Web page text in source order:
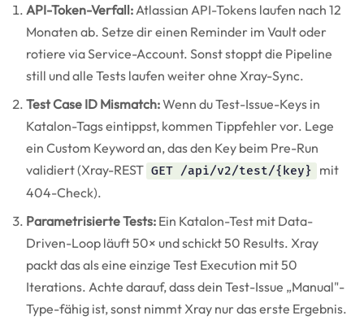
API-Token-Verfall: Atlassian API-Tokens laufen nach 12
Monaten ab. Setze dir einen Reminder im Vault oder
rotiere via Service-Account. Sonst stoppt die Pipeline
still und alle Tests laufen weiter ohne Xray-Sync.
Test Case ID Mismatch:Wenn du Test-Issue-Keys in
Katalon-Tags eintippst, kommen Tippfehler vor. Lege
ein Custom Keyword an, das den Key beim Pre-Run
validiert (Xray-REST GET /api/v2/test/{key}
mit
404-Check).
Parametrisierte Tests: Ein Katalon-Test mit Data-
Driven-Loop läuft 50× und schickt 50 Results. Xray
packt das als eine einzige Test Execution mit 50
Iterations. Achte darauf, dass dein Test-Issue „Manual"-
Type-fähig ist, sonst nimmt Xray nur das erste Ergebnis.